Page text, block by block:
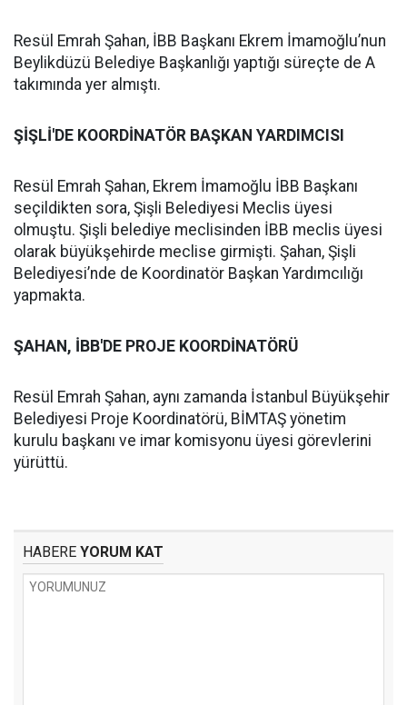
Resül Emrah Şahan, İBB Başkanı Ekrem İmamoğlu’nun
Beylikdüzü Belediye Başkanlığı yaptığı süreçte de A
takımında yer almıştı.
ŞİŞLİ'DE KOORDİNATÖR BAŞKAN YARDIMCISI
Resül Emrah Şahan, Ekrem İmamoğlu İBB Başkanı
seçildikten sora, Şişli Belediyesi Meclis üyesi
olmuştu. Şişli belediye meclisinden İBB meclis üyesi
olarak büyükşehirde meclise girmişti. Şahan, Şişli
Belediyesi’nde de Koordinatör Başkan Yardımcılığı
yapmakta.
ŞAHAN, İBB'DE PROJE KOORDİNATÖRÜ
Resül Emrah Şahan, aynı zamanda İstanbul Büyükşehir
Belediyesi Proje Koordinatörü, BİMTAŞ yönetim
kurulu başkanı ve imar komisyonu üyesi görevlerini
yürüttü.
HABERE YORUM KAT